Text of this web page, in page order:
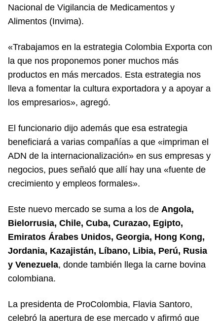
Nacional de Vigilancia de Medicamentos y
Alimentos (Invima).
«Trabajamos en la estrategia Colombia Exporta con
la que nos proponemos poner muchos más
productos en más mercados. Esta estrategia nos
lleva a fomentar la cultura exportadora y a apoyar a
los empresarios», agregó.
El funcionario dijo además que esa estrategia
beneficiará a varias compañías a que «impriman el
ADN de la internacionalización» en sus empresas y
negocios, pues señaló que allí hay una «fuente de
crecimiento y empleos formales».
Este nuevo mercado se suma a los de Angola,
Bielorrusia, Chile, Cuba, Curazao, Egipto,
Emiratos Árabes Unidos, Georgia, Hong Kong,
Jordania, Kazajistán, Líbano, Libia, Perú, Rusia
y Venezuela, donde también llega la carne bovina
colombiana.
La presidenta de ProColombia, Flavia Santoro,
celebró la apertura de ese mercado y afirmó que